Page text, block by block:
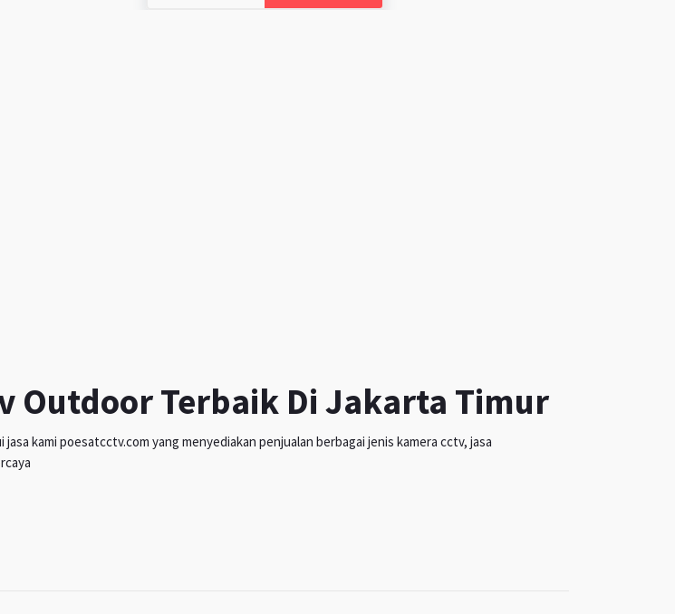
Outdoor Terbaik Di Jakarta Timur
kami poesatcctv.com yang menyediakan penjualan berbagai jenis kamera cctv, jasa